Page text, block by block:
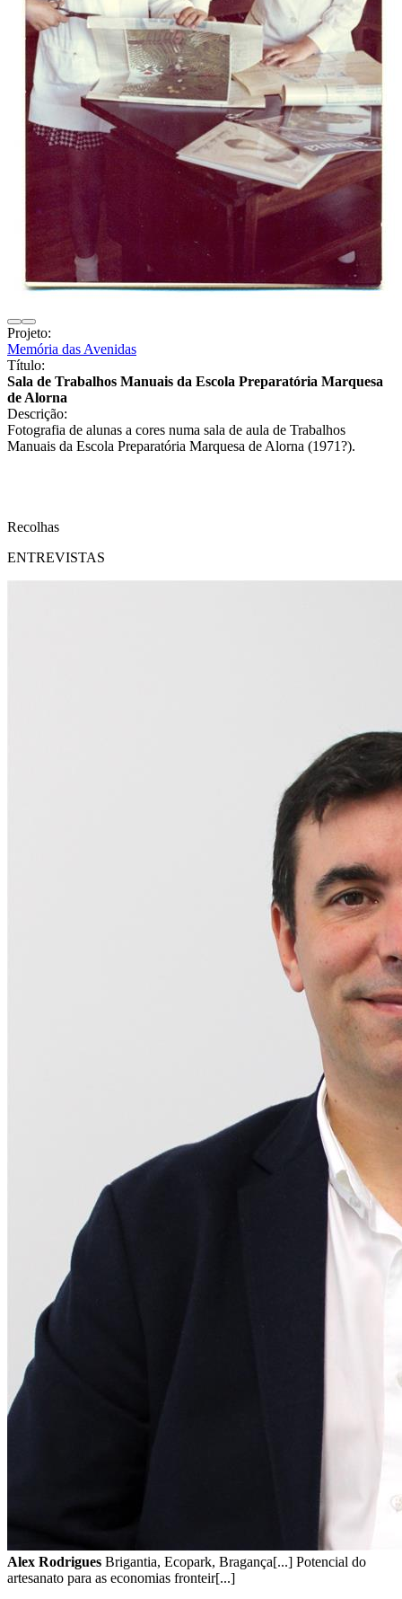
Projeto:
Memória das Avenidas
Título:
Sala de Trabalhos Manuais da Escola Preparatória Marquesa
de Alorna
Descrição:
Fotografia de alunas a cores numa sala de aula de Trabalhos
Manuais da Escola Preparatória Marquesa de Alorna (1971?).
Recolhas
ENTREVISTAS
Alex Rodrigues Brigantia, Ecopark, Bragança[...] Potencial do
artesanato para as economias fronteir[...]